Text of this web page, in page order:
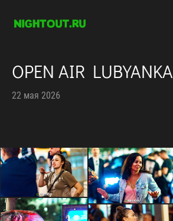
OPEN AIR LUBYANKA
22 мая 2026